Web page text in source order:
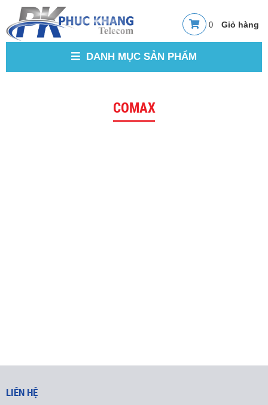
0
DANH MỤC SẢN PHẨM
COMAX
LIÊN HỆ